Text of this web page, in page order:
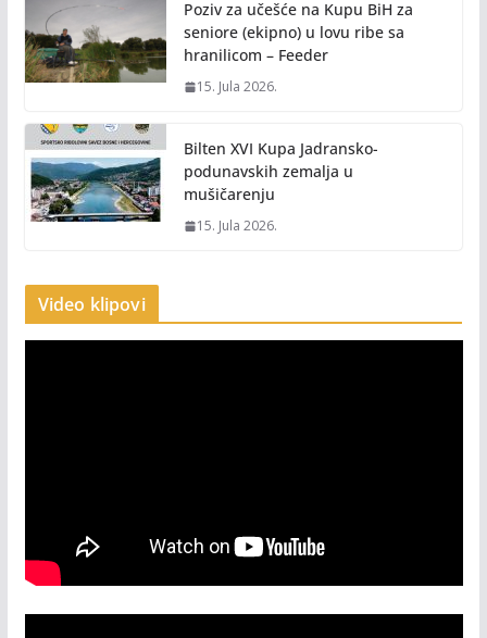
Poziv za učešće na Kupu BiH za
seniore (ekipno) u lovu ribe sa
hranilicom – Feeder
15. Jula 2026.
Bilten XVI Kupa Jadransko-
podunavskih zemalja u
mušičarenju
15. Jula 2026.
Video klipovi